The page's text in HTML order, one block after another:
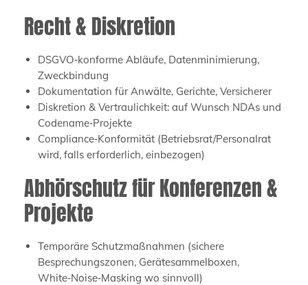
Recht & Diskretion
DSGVO‑konforme Abläufe, Datenminimierung,
Zweckbindung
Dokumentation für Anwälte, Gerichte, Versicherer
Diskretion & Vertraulichkeit: auf Wunsch NDAs und
Codename‑Projekte
Compliance‑Konformität (Betriebsrat/Personalrat
wird, falls erforderlich, einbezogen)
Abhörschutz für Konferenzen &
Projekte
Temporäre Schutzmaßnahmen (sichere
Besprechungszonen, Gerätesammelboxen,
White‑Noise‑Masking wo sinnvoll)